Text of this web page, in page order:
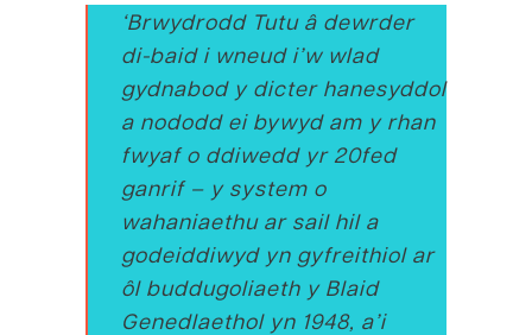
‘Brwydrodd Tutu â dewrder
di-baid i wneud i’w wlad
gydnabod y dicter hanesyddol
a nododd ei bywyd am y rhan
fwyaf o ddiwedd yr 20fed
ganrif – y system o
wahaniaethu ar sail hil a
godeiddiwyd yn gyfreithiol ar
ôl buddugoliaeth y Blaid
Genedlaethol yn 1948, a’i